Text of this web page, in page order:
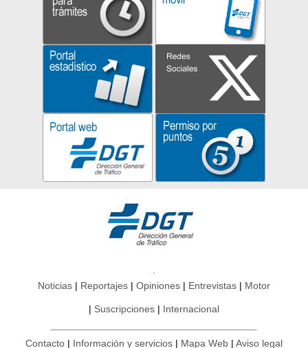
Noticias Reportajes Opiniones Entrevistas Motor
Suscripciones Internacional
Contacto Información y servicios Mapa Web Aviso legal